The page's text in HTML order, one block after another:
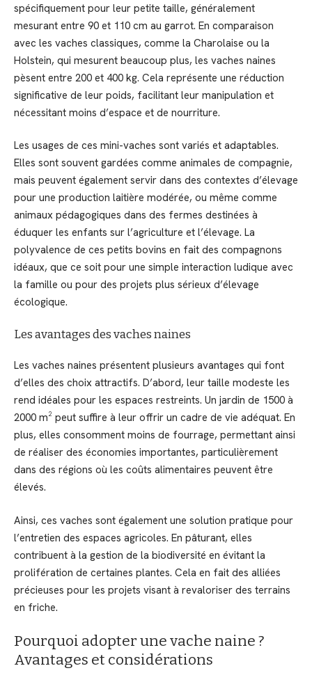
spécifiquement pour leur petite taille, généralement
mesurant entre 90 et 110 cm au garrot. En comparaison
avec les vaches classiques, comme la Charolaise ou la
Holstein, qui mesurent beaucoup plus, les vaches naines
pèsent entre 200 et 400 kg. Cela représente une réduction
significative de leur poids, facilitant leur manipulation et
nécessitant moins d’espace et de nourriture.
Les usages de ces mini-vaches sont variés et adaptables.
Elles sont souvent gardées comme animales de compagnie,
mais peuvent également servir dans des contextes d’élevage
pour une production laitière modérée, ou même comme
animaux pédagogiques dans des fermes destinées à
éduquer les enfants sur l’agriculture et l’élevage. La
polyvalence de ces petits bovins en fait des compagnons
idéaux, que ce soit pour une simple interaction ludique avec
la famille ou pour des projets plus sérieux d’élevage
écologique.
Les avantages des vaches naines
Les vaches naines présentent plusieurs avantages qui font
d’elles des choix attractifs. D’abord, leur taille modeste les
rend idéales pour les espaces restreints. Un jardin de 1500 à
2000 m² peut suffire à leur offrir un cadre de vie adéquat. En
plus, elles consomment moins de fourrage, permettant ainsi
de réaliser des économies importantes, particulièrement
dans des régions où les coûts alimentaires peuvent être
élevés.
Ainsi, ces vaches sont également une solution pratique pour
l’entretien des espaces agricoles. En pâturant, elles
contribuent à la gestion de la biodiversité en évitant la
prolifération de certaines plantes. Cela en fait des alliées
précieuses pour les projets visant à revaloriser des terrains
en friche.
Pourquoi adopter une vache naine ?
Avantages et considérations